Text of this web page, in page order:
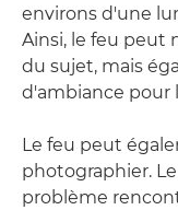
environs d'une
Ainsi, le feu peut
du sujet, mais
d'ambiance pour
Le feu peut
photographier.
problème